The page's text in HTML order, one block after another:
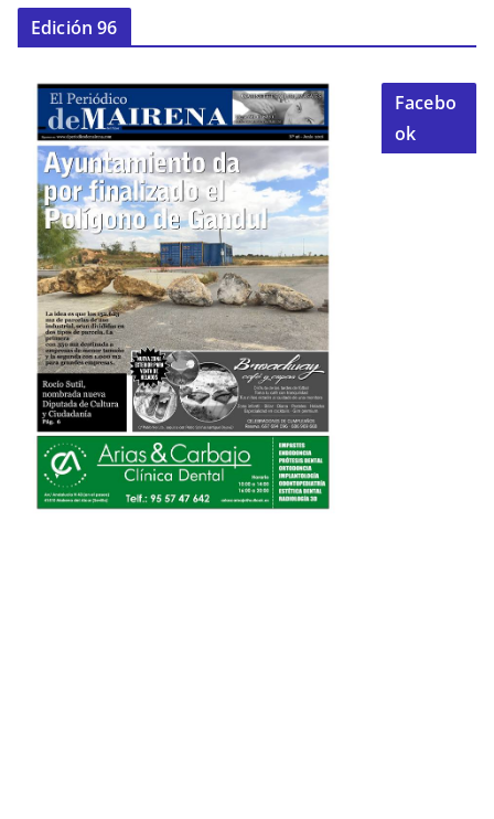
Edición 96
Facebo
ok